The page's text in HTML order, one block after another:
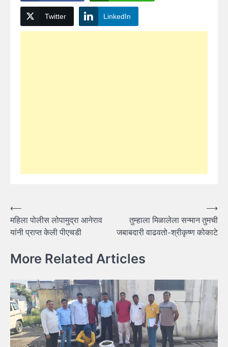
Twitter LinkedIn
Post
navigation
⟵
महिला पोलीस लोपामुद्रा आनेराव
यांनी प्राप्त केली पीएचडी
तुम्हाला मिळालेला सन्मान तुमची
जबाबदारी वाढवतो-श्रीकृष्ण कोकाटे
⟶
More Related Articles